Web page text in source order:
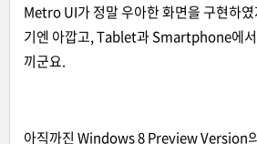
Metro UI가 정말 우아한 화면을 구현하
기엔 아깝고, Tablet과 Smartphone에서
끼군요.
아직까진 Windows 8 Preview Version